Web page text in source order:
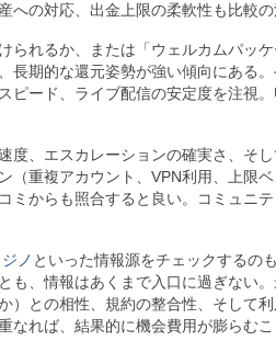
の対応、出金上限の柔軟性も比較の
られるか、または「ウェルカムパッ
長期的な還元姿勢が強い傾向にある
ード、ライブ配信の安定度を注視
、エスカレーションの確実さ、そ
（重複アカウント、VPN利用、上限
からも照合すると良い。コミュニ
ノ といった情報源をチェックするの
も、情報はあくまで入口に過ぎない
との相性、規約の整合性、そして
れば、結果的に機会費用が膨らむこ